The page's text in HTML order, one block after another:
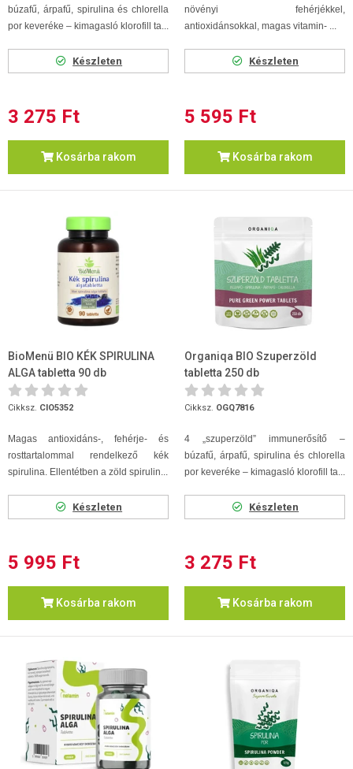
búzafű, árpafű, spirulina és chlorella
por keveréke – kimagasló klorofill ta...
Készleten
3 275 Ft
Kosárba rakom
növényi fehérjékkel,
antioxidánsokkal, magas vitamin- ...
Készleten
5 595 Ft
Kosárba rakom
BioMenü BIO KÉK SPIRULINA
ALGA tabletta 90 db
Cikksz. CIO5352
Magas antioxidáns-, fehérje- és
rosttartalommal rendelkező kék
spirulina. Ellentétben a zöld spirulin...
Készleten
5 995 Ft
Kosárba rakom
Organiqa BIO Szuperzöld
tabletta 250 db
Cikksz. OGQ7816
4 „szuperzöld” immunerősítő –
búzafű, árpafű, spirulina és chlorella
por keveréke – kimagasló klorofill ta...
Készleten
3 275 Ft
Kosárba rakom